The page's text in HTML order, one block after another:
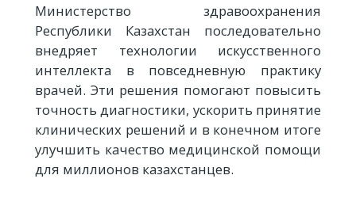
Министерство здравоохранения
Республики Казахстан последовательно
внедряет технологии искусственного
интеллекта в повседневную практику
врачей. Эти решения помогают повысить
точность диагностики, ускорить принятие
клинических решений и в конечном итоге
улучшить качество медицинской помощи
для миллионов казахстанцев.